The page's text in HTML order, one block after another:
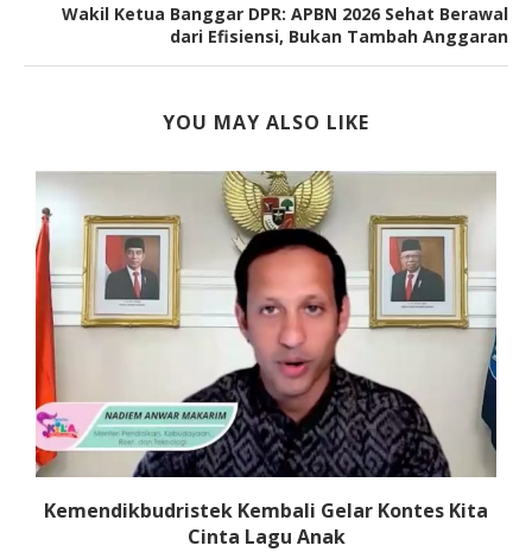
Wakil Ketua Banggar DPR: APBN 2026 Sehat Berawal
dari Efisiensi, Bukan Tambah Anggaran
YOU MAY ALSO LIKE
Kemendikbudristek Kembali Gelar Kontes Kita
Cinta Lagu Anak